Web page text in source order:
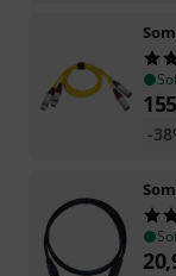
155
-